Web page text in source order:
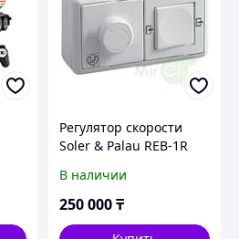
Регулятор скорости
Soler & Palau REB-1R
В наличии
250 000₸